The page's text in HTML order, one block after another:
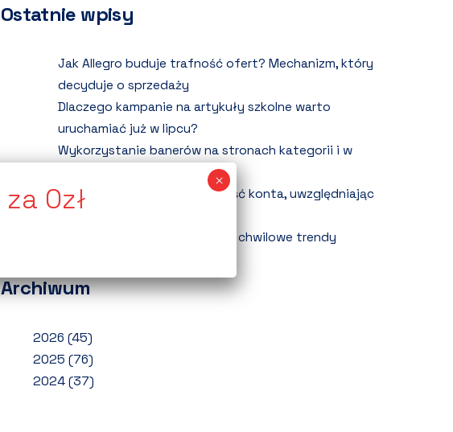
Ostatnie wpisy
Jak Allegro buduje trafność ofert? Mechanizm, który
decyduje o sprzedaży
Dlaczego kampanie na artykuły szkolne warto
uruchamiać już w lipcu?
Wykorzystanie banerów na stronach kategorii i w
Jak obliczyć realną rentowność konta, uwzględniając
Ponadczasowe bestsellery vs. chwilowe trendy
Archiwum
2026 (45)
2025 (76)
2024 (37)